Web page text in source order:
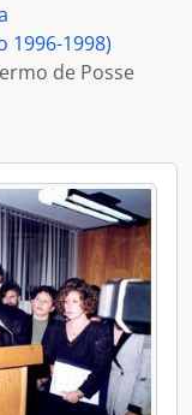
Estratégico
1998)
de Posse